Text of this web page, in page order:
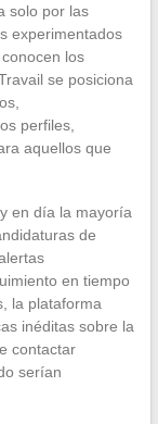
solo por las
experimentados
los
se posiciona
perfiles,
aquellos que
en día la mayoría
de
en tiempo
la plataforma
inéditas sobre la
contactar
serían